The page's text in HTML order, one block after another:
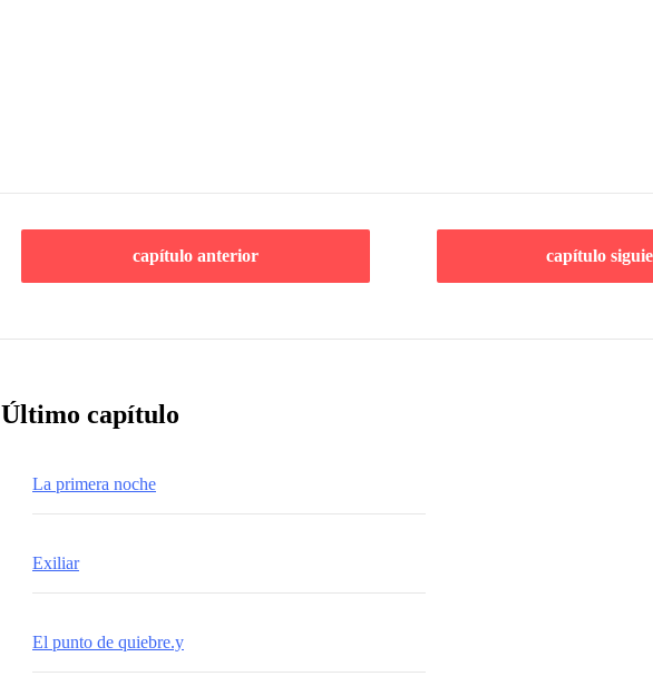
capítulo anterior capítulo
Último capítulo
La primera noche
Exiliar
El punto de quiebre.y